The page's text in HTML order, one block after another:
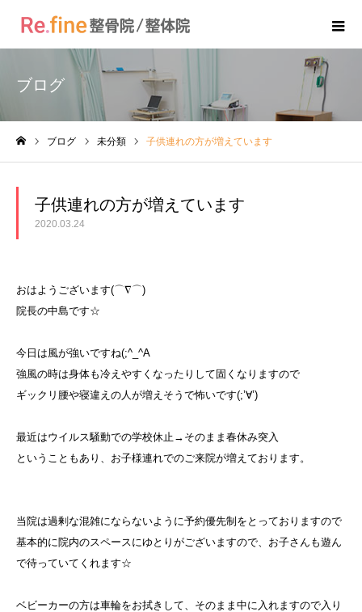
ブログ
ブログ 未分類 子供連れの方が増えています
子供連れの方が増えています
2020.03.24
おはようございます(⌒∇⌒)
院長の中島です☆
今日は風が強いですね(;^_^A
強風の時は身体も冷えやすくなったりして固くなりますので
ギックリ腰や寝違えの人が増えそうで怖いです(;’∀’)
最近はウイルス騒動での学校休止→そのまま春休み突入
ということもあり、お子様連れでのご来院が増えております。
当院は過剰な混雑にならないように予約優先制をとっておりますので
基本的に院内のスペースにゆとりがございますので、お子さんも遊ん
で待っていてくれます☆
ベビーカーの方は車輪をお拭きして、そのまま中に入れますので入り